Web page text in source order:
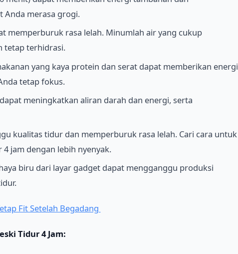
Anda merasa grogi.
memperburuk rasa lelah. Minumlah air yang cukup
tetap terhidrasi.
yang kaya protein dan serat dapat memberikan energi
tetap fokus.
meningkatkan aliran darah dan energi, serta
kualitas tidur dan memperburuk rasa lelah. Cari cara untuk
jam dengan lebih nyenyak.
biru dari layar gadget dapat mengganggu produksi
Fit Setelah Begadang
Tidur 4 Jam: